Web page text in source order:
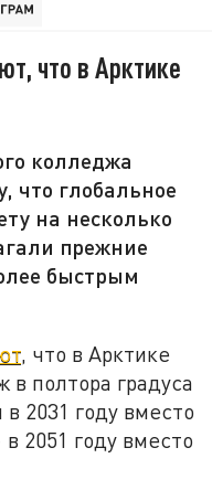
что в Арктике
колледжа
что глобальное
на несколько
прежние
быстрым
, что в Арктике
в полтора градуса
2031 году вместо
2051 году вместо